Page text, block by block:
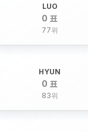
LUO
0 표
77위
HYUN
0 표
83위